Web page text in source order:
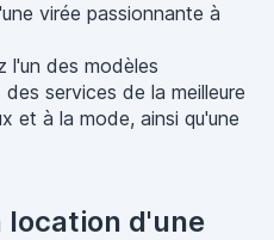
virée passionnante à
l'un des modèles
services de la meilleure
et à la mode, ainsi qu'une
location d'une